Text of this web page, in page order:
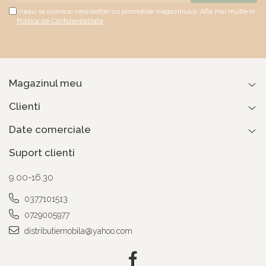
Vreau sa primesc newsletter cu promotiile magazinului. Afla mai multe in
Politica de Confidentialitate
Magazinul meu
Clienti
Date comerciale
Suport clienti
9.00-16.30
0377101513
0729005977
distributiemobila@yahoo.com